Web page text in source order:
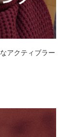
アクティブラー